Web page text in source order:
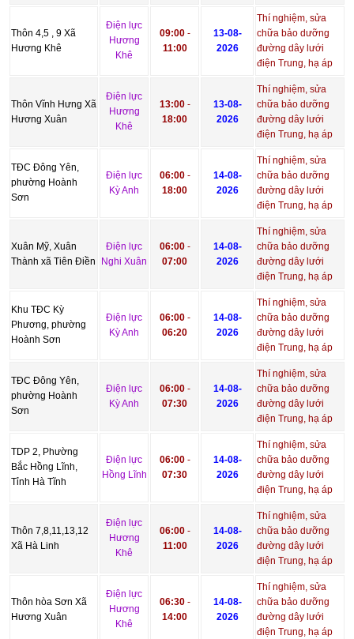
Thôn 4,5 , 9 Xã
Hương Khê
Điện lực
Hương
Khê
09:00-
11:00
13-08-
2026
Thí nghiệm, sửa
chữa bảo dưỡng
đường dây lưới
điện Trung, hạ áp
Thôn Vĩnh Hưng Xã
Hương Xuân
Điện lực
Hương
Khê
13:00-
18:00
13-08-
2026
Thí nghiệm, sửa
chữa bảo dưỡng
đường dây lưới
điện Trung, hạ áp
TĐC Đông Yên,
phường Hoành
Sơn
Điện lực
Kỳ Anh
06:00-
18:00
14-08-
2026
Thí nghiệm, sửa
chữa bảo dưỡng
đường dây lưới
điện Trung, hạ áp
Xuân Mỹ, Xuân
Thành xã Tiên Điền
Điện lực
Nghi Xuân
06:00-
07:00
14-08-
2026
Thí nghiệm, sửa
chữa bảo dưỡng
đường dây lưới
điện Trung, hạ áp
Khu TĐC Kỳ
Phương, phường
Hoành Sơn
Điện lực
Kỳ Anh
06:00-
06:20
14-08-
2026
Thí nghiệm, sửa
chữa bảo dưỡng
đường dây lưới
điện Trung, hạ áp
TĐC Đông Yên,
phường Hoành
Sơn
Điện lực
Kỳ Anh
06:00-
07:30
14-08-
2026
Thí nghiệm, sửa
chữa bảo dưỡng
đường dây lưới
điện Trung, hạ áp
TDP 2, Phường
Bắc Hồng Lĩnh,
Tỉnh Hà Tĩnh
Điện lực
Hồng Lĩnh
06:00-
07:30
14-08-
2026
Thí nghiệm, sửa
chữa bảo dưỡng
đường dây lưới
điện Trung, hạ áp
Thôn 7,8,11,13,12
Xã Hà Linh
Điện lực
Hương
Khê
06:00-
11:00
14-08-
2026
Thí nghiệm, sửa
chữa bảo dưỡng
đường dây lưới
điện Trung, hạ áp
Thôn hòa Sơn Xã
Hương Xuân
Điện lực
Hương
Khê
06:30-
14:00
14-08-
2026
Thí nghiệm, sửa
chữa bảo dưỡng
đường dây lưới
điện Trung, hạ áp